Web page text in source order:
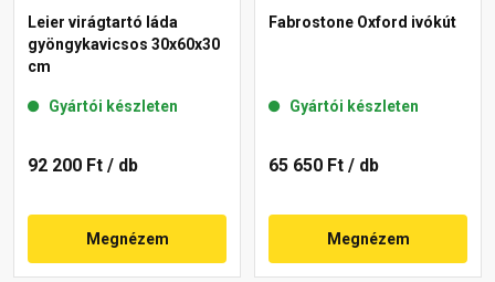
Leier virágtartó láda
gyöngykavicsos 30x60x30
cm
Gyártói készleten
92 200 Ft / db
Megnézem
Fabrostone Oxford ivókút
Gyártói készleten
65 650 Ft / db
Megnézem